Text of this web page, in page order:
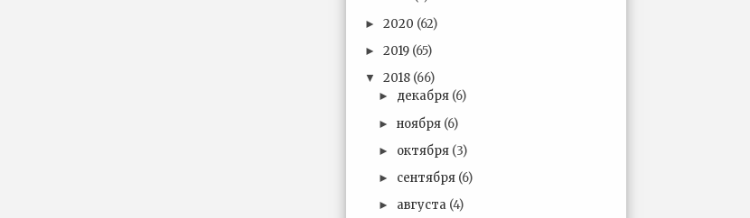
► 2020 (62)
► 2019 (65)
▼ 2018 (66)
► декабря (6)
►ноября (6)
► октября (3)
► сентября (6)
► августа (4)